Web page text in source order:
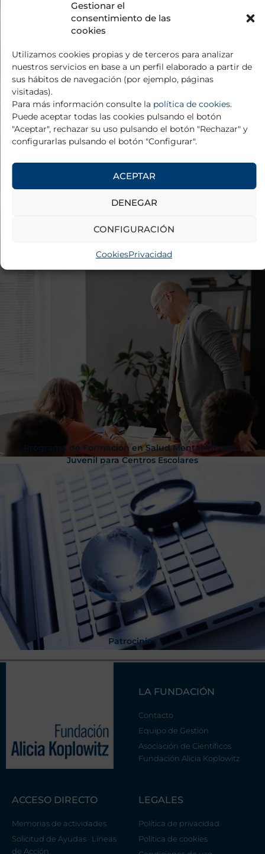
Gestionar el
consentimiento de las
cookies
Utilizamos cookies propias y de terceros para analizar
nuestros servicios en base a un perfil elaborado a partir de
sus hábitos de navegación (por ejemplo, páginas
visitadas).
Para más información consulte la política de cookies.
Puede aceptar todas las cookies pulsando el botón
"Aceptar", rechazar su uso pulsando el botón "Rechazar" y
configurarlas pulsando el botón "Configurar".
ACEPTAR
DENEGAR
CONFIGURACIÓN
CookiesPrivacidad
Jornadas Científicas
Programa de Enlace Clínico en Salud Mental para
Programa de Formación en Salud Mental Infanto -
Juvenil para Centros Escolares
Patrocinios
LA FUNDACIÓN
Contacto
Equipo de Gestión
Asociación de Científicos
Fundación Alicia Koplowitz
ACCESO DIRECTO
Memorias de actividades
Solicitud de Ayudas · Líneas
de Acción
LEGALES
Política de privacidad
Política de cookies